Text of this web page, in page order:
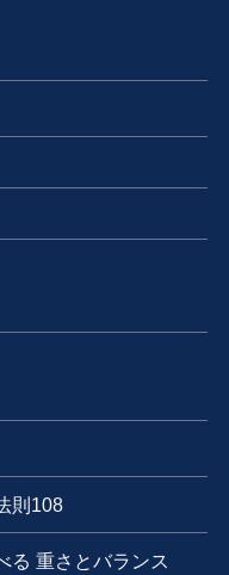
則108
る 重さとバランス